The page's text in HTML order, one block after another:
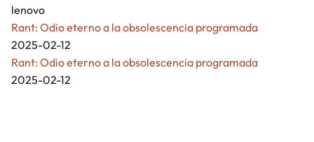
lenovo
Rant: Odio eterno a la obsolescencia programada
2025-02-12
Rant: Odio eterno a la obsolescencia programada
2025-02-12